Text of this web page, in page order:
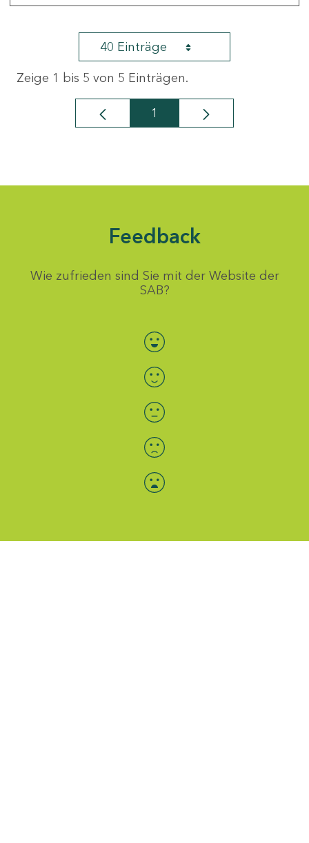
40 Einträge
Zeige 1 bis 5 von 5 Einträgen.
Seite
1
Feedback
Wie zufrieden sind Sie mit der Website der
SAB?
Bewertung auswählen